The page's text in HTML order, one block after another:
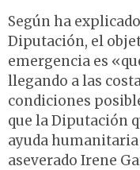
Según ha
Diputación, el
emergencia es
llegando a las
condiciones
que la Diputación
ayuda
aseverado Irene